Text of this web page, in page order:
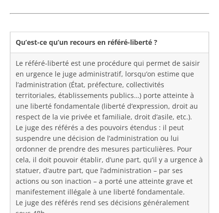
Qu’est-ce qu’un recours en référé-liberté ?
Le référé-liberté est une procédure qui permet de saisir
en urgence le juge administratif, lorsqu’on estime que
l’administration (État, préfecture, collectivités
territoriales, établissements publics…) porte atteinte à
une liberté fondamentale (liberté d’expression, droit au
respect de la vie privée et familiale, droit d’asile, etc.).
Le juge des référés a des pouvoirs étendus : il peut
suspendre une décision de l’administration ou lui
ordonner de prendre des mesures particulières. Pour
cela, il doit pouvoir établir, d’une part, qu’il y a urgence à
statuer, d’autre part, que l’administration – par ses
actions ou son inaction – a porté une atteinte grave et
manifestement illégale à une liberté fondamentale.
Le juge des référés rend ses décisions généralement